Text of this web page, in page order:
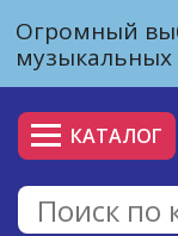
Огромный
КАТАЛОГ